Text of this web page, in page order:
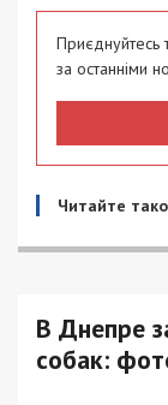
Приєднуйтесь
за останніми
Читайте
В Днепре
собак: